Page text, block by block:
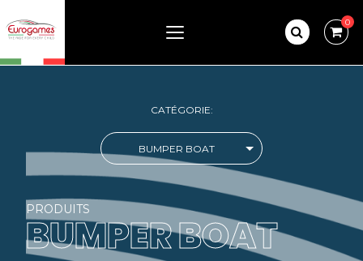
0
CATÉGORIE:
BUMPER BOAT
PRODUITS
BUMPER BOAT